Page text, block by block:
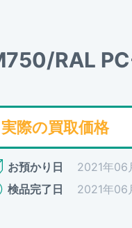
RAL
実際の買取価格
お預かり日
2021年06
検品完了日
2021年06